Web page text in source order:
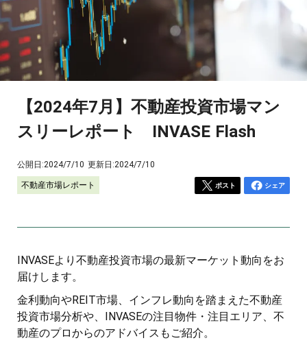
【2024年7月】不動産投資市場マン
スリーレポート INVASE Flash
公開日:2024/7/10 更新日:2024/7/10
不動産市場レポート ポスト シェア
INVASEより不動産投資市場の最新マーケット動向をお
届けします。
金利動向やREIT市場、インフレ動向を踏まえた不動産
投資市場分析や、INVASEの注目物件・注目エリア、不
動産のプロからのアドバイスもご紹介。